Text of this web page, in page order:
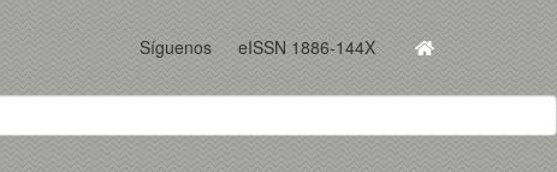
Síguenos eISSN 1886-144X